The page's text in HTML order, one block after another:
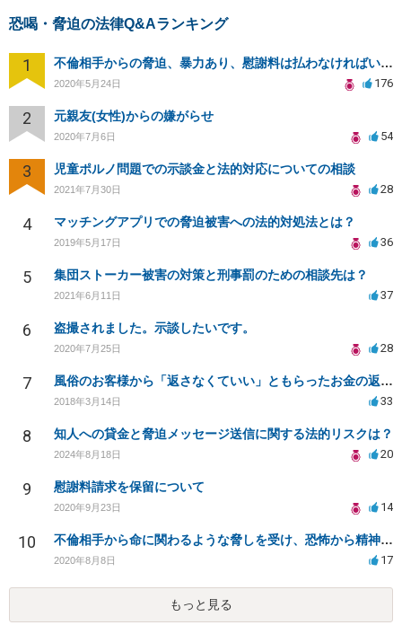
恐喝・脅迫の法律Q&Aランキング
1 不倫相手からの脅迫、暴力あり、慰謝料は払わなければいけませんか
2020年5月24日 176
2 元親友(女性)からの嫌がらせ
2020年7月6日 54
3 児童ポルノ問題での示談金と法的対応についての相談
2021年7月30日 28
4 マッチングアプリでの脅迫被害への法的対処法とは？
2019年5月17日 36
5 集団ストーカー被害の対策と刑事罰のための相談先は？
2021年6月11日 37
6 盗撮されました。示談したいです。
2020年7月25日 28
7 風俗のお客様から「返さなくていい」ともらったお金の返済を強要されています
2018年3月14日 33
8 知人への貸金と脅迫メッセージ送信に関する法的リスクは？
2024年8月18日 20
9 慰謝料請求を保留について
2020年9月23日 14
10 不倫相手から命に関わるような脅しを受け、恐怖から精神的にまいっています。
2020年8月8日 17
もっと見る